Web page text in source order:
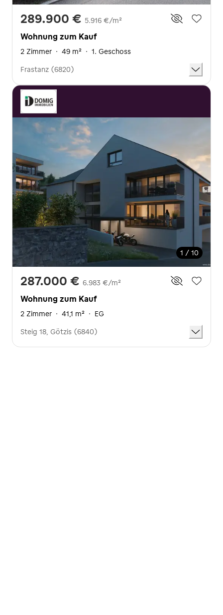
289.900 € 5.916 €/m²
Wohnung zum Kauf
2 Zimmer · 49 m² · 1. Geschoss
Frastanz (6820)
1 / 10
287.000 € 6.983 €/m²
Wohnung zum Kauf
2 Zimmer · 41,1 m² · EG
Steig 18, Götzis (6840)